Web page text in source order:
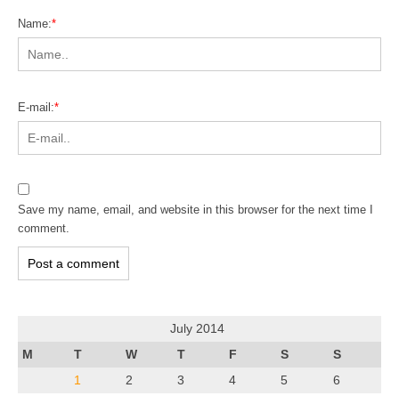
Name:*
E-mail:*
Save my name, email, and website in this browser for the next time I
comment.
July 2014
M
T W T F S
S
1
2 3 4 5
6